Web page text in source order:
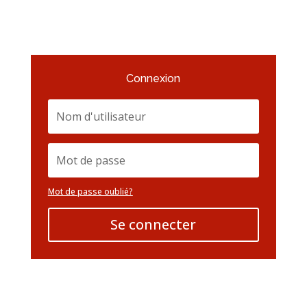
Connexion
Mot de passe oublié?
Se connecter